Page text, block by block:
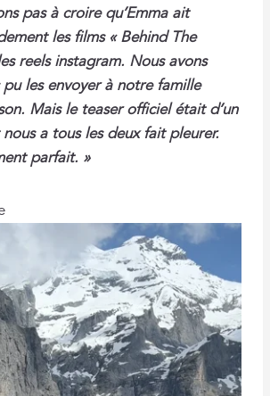
pas à croire qu’Emma ait
les films « Behind The
reels instagram. Nous avons
les envoyer à notre famille
Mais le teaser officiel était d’un
a tous les deux fait pleurer.
parfait. »